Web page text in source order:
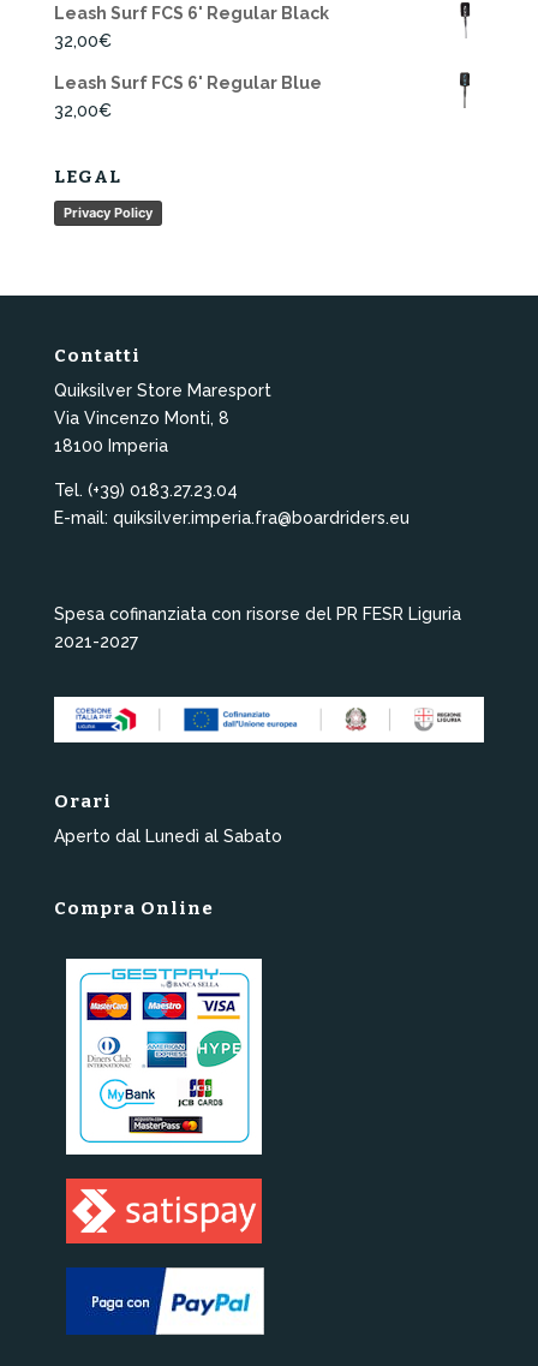
Leash Surf FCS 6' Regular Black
32,00€
Leash Surf FCS 6' Regular Blue
32,00€
LEGAL
Privacy Policy
Contatti
Quiksilver Store Maresport
Via Vincenzo Monti, 8
18100 Imperia
Tel. (+39) 0183.27.23.04
E-mail: quiksilver.imperia.fra@boardriders.eu
Spesa cofinanziata con risorse del PR FESR Liguria
2021-2027
Orari
Aperto dal Lunedì al Sabato
Compra Online